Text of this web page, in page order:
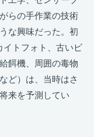
らの手作業の技術
な興味だった。初
イトフォト、古いビ
餌機、周囲の毒物
ど）は、当時はさ
来を予測してい